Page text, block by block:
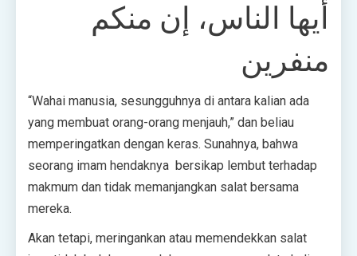
أيها الناس، إن منكم
منفرين
“Wahai manusia, sesungguhnya di antara kalian ada
yang membuat orang-orang menjauh,” dan beliau
memperingatkan dengan keras. Sunahnya, bahwa
seorang imam hendaknya bersikap lembut terhadap
makmum dan tidak memanjangkan salat bersama
mereka.
Akan tetapi, meringankan atau memendekkan salat